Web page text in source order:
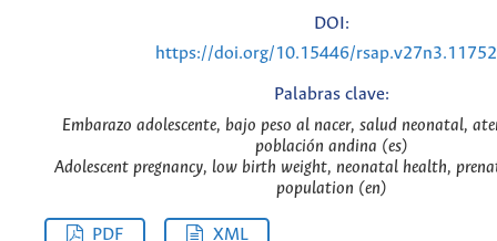
DOI:
https://doi.org/10.15446/
Palabras clave:
Embarazo adolescente, bajo peso al nacer, salud neonatal,
población andina (es)
Adolescent pregnancy, low birth weight, neonatal health,
population (en)
PDF XML